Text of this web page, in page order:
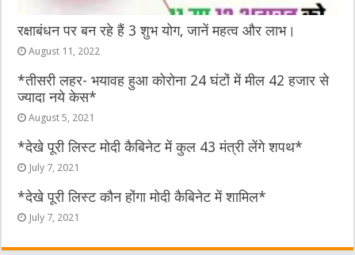
रक्षाबंधन पर बन रहे हैं 3 शुभ योग, जानें महत्व और लाभ।
August 11, 2022
*तीसरी लहर- भयावह हुआ कोरोना 24 घंटों में मील 42 हजार से
ज्यादा नये केस*
August 5, 2021
*देखे पूरी लिस्ट मोदी कैबिनेट में कुल 43 मंत्री लेंगे शपथ*
July 7, 2021
*देखे पूरी लिस्ट कौन होंगा मोदी कैबिनेट में शामिल*
July 7, 2021